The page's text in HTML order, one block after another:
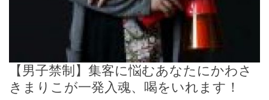
【男子禁制】集客に悩むあなたにかわさ
きまりこが一発入魂、喝をいれます！